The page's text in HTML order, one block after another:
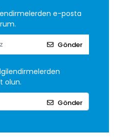
e-posta
Gönder
olun.
Gönder